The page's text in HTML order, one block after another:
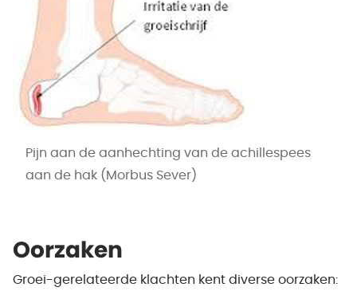
Pijn aan de aanhechting van de achillespees
aan de hak (Morbus Sever)
Oorzaken
Groei-gerelateerde klachten kent diverse oorzaken: